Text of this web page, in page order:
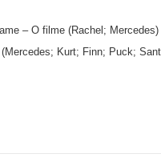
– O filme (Rachel; Mercedes)
(Mercedes; Kurt; Finn; Puck;